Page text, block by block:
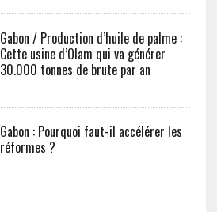
Gabon / Production d’huile de palme :
Cette usine d’Olam qui va générer
30.000 tonnes de brute par an
Gabon : Pourquoi faut-il accélérer les
réformes ?